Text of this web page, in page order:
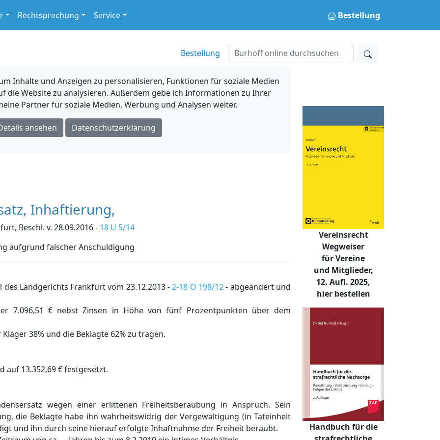
Rechtsprechung Service Bestellung
Bestellung
Inhalte und Anzeigen zu personalisieren, Funktionen für soziale Medien
die Website zu analysieren. Außerdem gebe ich Informationen zu Ihrer
Partner für soziale Medien, Werbung und Analysen weiter.
ansehen Datenschutzerklärung
Inhaftierung,
Beschl. v. 28.09.2016 - 18 U 5/14
aufgrund falscher Anschuldigung
Landgerichts Frankfurt vom 23.12.2013 -2-18 O 198/12- abgeändert und
7.096,51 € nebst Zinsen in Höhe von fünf Prozentpunkten über dem
38% und die Beklagte 62% zu tragen.
13.352,69 € festgesetzt.
wegen einer erlittenen Freiheitsberaubung in Anspruch. Sein
die Beklagte habe ihn wahrheitswidrig der Vergewaltigung (in Tateinheit
und ihn durch seine hierauf erfolgte Inhaftnahme der Freiheit beraubt.
Vereinsrecht
Wegweiser
für Vereine
und Mitglieder,
12. Aufl. 2025,
hier bestellen
Handbuch für die